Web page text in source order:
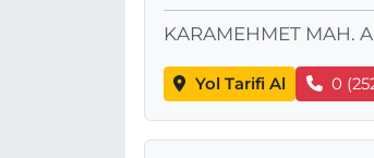
KARAMEHMET MAH.
Yol Tarifi Al 0